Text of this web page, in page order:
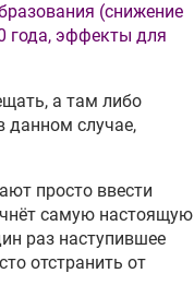
(снижение
года, эффекты для
а там либо
данном случае,
просто ввести
самую настоящую
раз наступившее
отстранить от